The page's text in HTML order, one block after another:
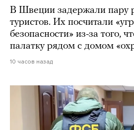
В Швеции задержали пару
туристов. Их посчитали
безопасности» из-за того,
палатку рядом с домом
10 часов назад